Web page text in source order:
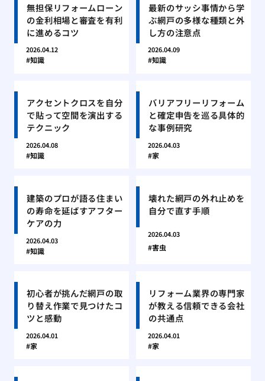
無担保リフォームローン
の金利相場と審査を有利
に進めるコツ
2026.04.12
知識
最新のサッシ事情から学
ぶ網戸の多様な種類と外
し方の注意点
2026.04.09
知識
アクセントクロスを自分
で貼って空間を演出する
テクニック
2026.04.08
知識
バリアフリーリフォーム
と確定申告を巡る具体的
な事例研究
2026.04.03
家
建築のプロが語る住まい
の寿命を延ばすアフター
ケアの力
2026.04.03
知識
壊れた網戸の外れ止めを
自分で直す手順
2026.04.03
害虫
初心者が挑んだ網戸の取
り替え作業で見つけたコ
ツと感動
2026.04.01
家
リフォーム業界の専門家
が教える信頼できる会社
の共通点
2026.04.01
家